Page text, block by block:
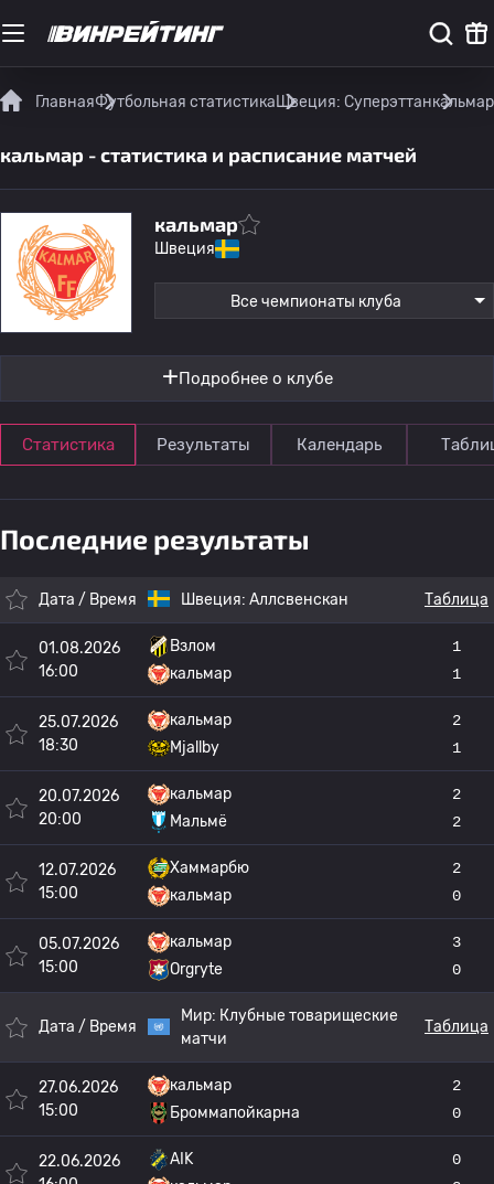
ГлавнаяФутбольная статистикаШвеция: Суперэттан
кальмар - статистика и расписание матчей
кальмар
Швеция
Все чемпионаты клуба
Подробнее о клубе
Статистика Результаты Календарь
Последние результаты
Дата / Время Швеция: Аллсвенскан Таблица
01.08.2026
16:00
Взлом
кальмар
1
1
25.07.2026
18:30
кальмар
Mjallby
2
1
20.07.2026
20:00
кальмар
Мальмё
2
2
12.07.2026
15:00
Хаммарбю
кальмар
2
0
05.07.2026
15:00
кальмар
Orgryte
3
0
Дата / Время
Мир: Клубные товарищеские
матчи
Таблица
27.06.2026
15:00
кальмар
Броммапойкарна
2
0
22.06.2026
AIK
0